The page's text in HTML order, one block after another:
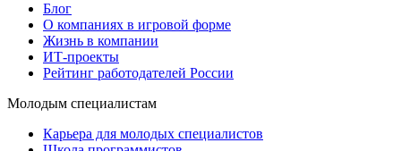
Блог
О компаниях в игровой форме
Жизнь в компании
ИТ-проекты
Рейтинг работодателей России
Молодым специалистам
Карьера для молодых специалистов